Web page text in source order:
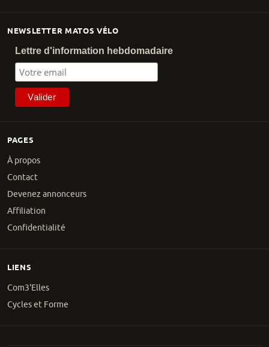
PAGES
À propos
Contact
Devenez annonceurs
Affiliation
Confidentialité
NEWSLETTER MATOS VÉLO
Lettre d'information hebdomadaire
LIENS
Com3'Elles
Cycles et Forme